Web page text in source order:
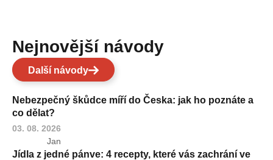
Nejnovější návody
Další návody
Nebezpečný škůdce míří do Česka: jak ho poznáte a
co dělat?
03. 08. 2026
Jan
Jídla z jedné pánve: 4 recepty, které vás zachrání ve